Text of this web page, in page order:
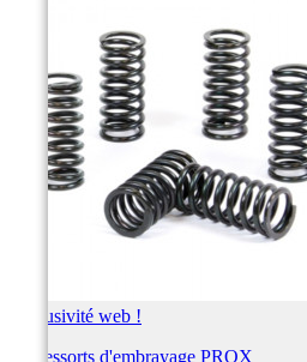
Exclusivité web !
Kit ressorts d'embrayage PROX